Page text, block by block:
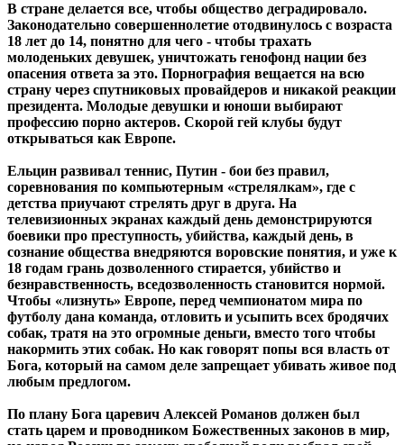
В стране делается все, чтобы общество деградировало.
Законодательно совершеннолетие отодвинулось с возраста
18 лет до 14, понятно для чего - чтобы трахать
молоденьких девушек, уничтожать генофонд нации без
опасения ответа за это. Порнография вещается на всю
страну через спутниковых провайдеров и никакой реакции
президента. Молодые девушки и юноши выбирают
профессию порно актеров. Скорой гей клубы будут
открываться как Европе.
Ельцин развивал теннис, Путин - бои без правил,
соревнования по компьютерным «стрелялкам», где с
детства приучают стрелять друг в друга. На
телевизионных экранах каждый день демонстрируются
боевики про преступность, убийства, каждый день, в
сознание общества внедряются воровские понятия, и уже к
18 годам грань дозволенного стирается, убийство и
безнравственность, вседозволенность становится нормой.
Чтобы «лизнуть» Европе, перед чемпионатом мира по
футболу дана команда, отловить и усыпить всех бродячих
собак, тратя на это огромные деньги, вместо того чтобы
накормить этих собак. Но как говорят попы вся власть от
Бога, который на самом деле запрещает убивать живое под
любым предлогом.
По плану Бога царевич Алексей Романов должен был
стать царем и проводником Божественных законов в мир,